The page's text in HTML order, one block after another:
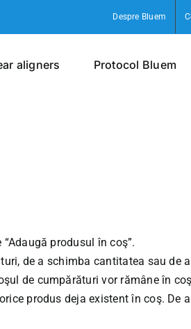
Despre Bluem
aligners Protocol Bluem
produsul în coş”.
de a schimba cantitatea sau de
de cumpărături vor rămâne în
produs deja existent în coş. De